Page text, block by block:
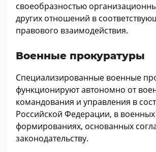
своеобразностью
других отношений в
правового взаимодействия.
Военные прокуратуры
Специализированные военные
функционируют автономно от
командования и управления в
Российской Федерации, в военных
формированиях, основанных
законодательству.